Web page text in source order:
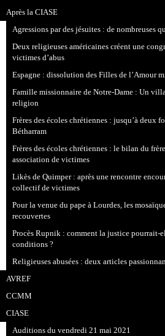
Après la CIASE
Agressions par des jésuites : de nombreuses
Deux religieuses américaines créent une
victimes d’abus
Espagne : dissolution des Filles de l’Amour
Famille missionnaire de Notre-Dame : Un
religion
Frères des écoles chrétiennes : jusqu’à deux
Bétharram
Frères des écoles chrétiennes : le bilan du
association de victimes
Likès de Quimper : après une rencontre
collectif de victimes
Pour la venue du pape à Lourdes, les
recouvertes
Procès Rupnik : comment la justice pourrait-
conditions ?
Religieuses abusées : deux articles
AVREF
CCMM
CIASE
Auditions du vendredi 21 mai 2021